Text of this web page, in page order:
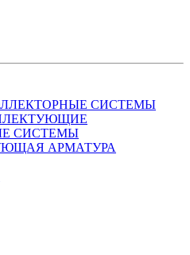
СИСТЕМЫ
СИСТЕМЫ
АРМАТУРА